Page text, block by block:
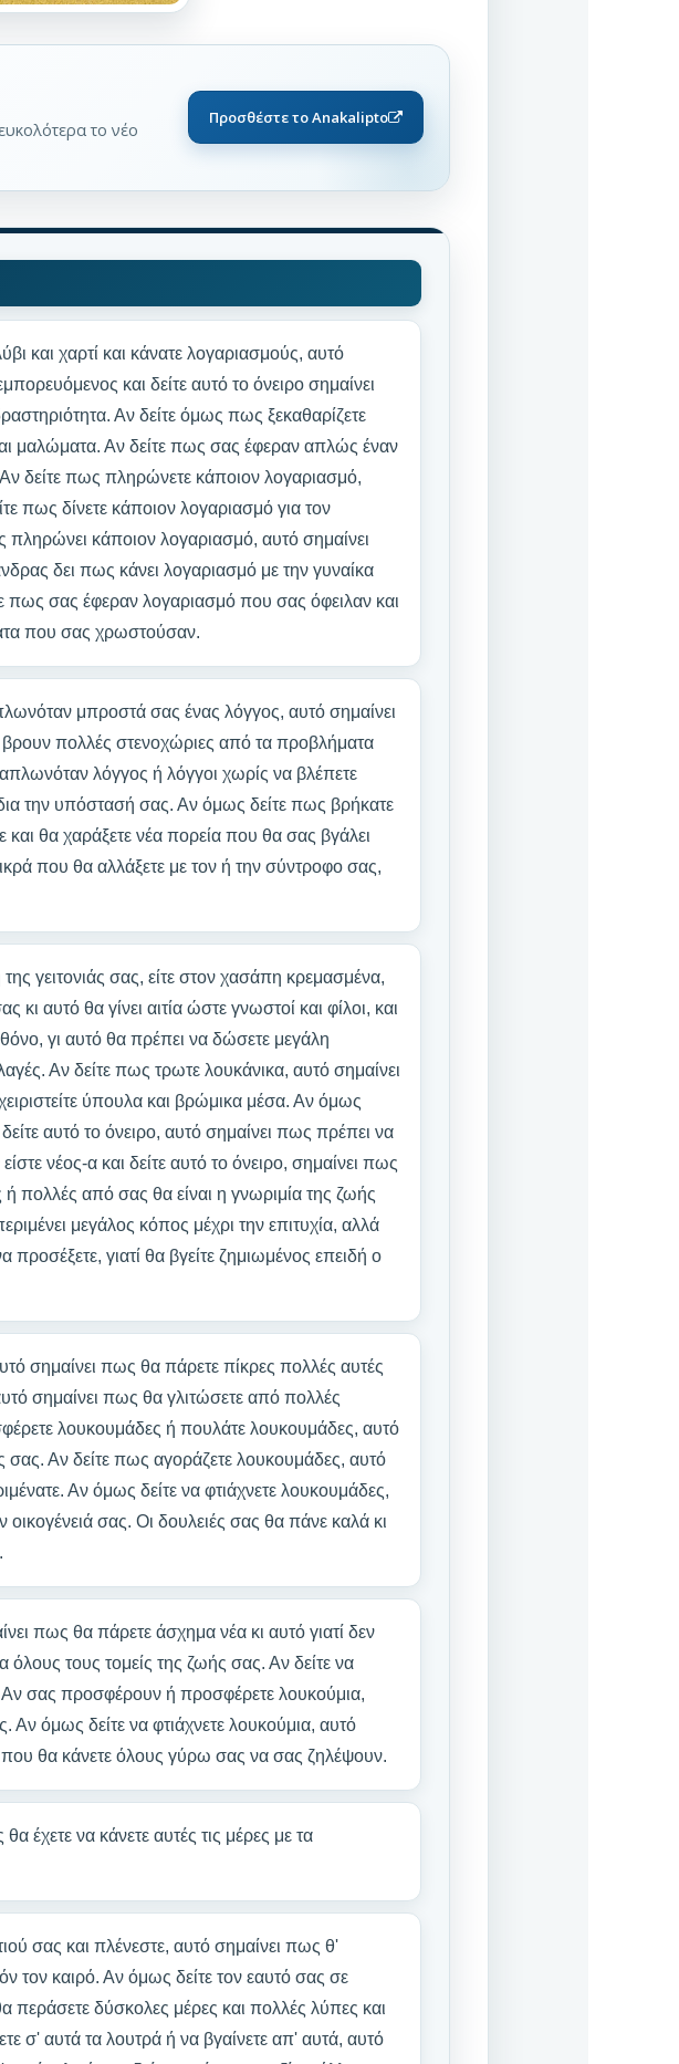
το νέο
Προσθέστε το Anakalipto
και χαρτί και κάνατε λογαριασμούς, αυτό
και δείτε αυτό το όνειρο σημαίνει
Αν δείτε όμως πως ξεκαθαρίζετε
μαλώματα. Αν δείτε πως σας έφεραν απλώς έναν
δείτε πως πληρώνετε κάποιον λογαριασμό,
πως δίνετε κάποιον λογαριασμό για τον
κάποιον λογαριασμό, αυτό σημαίνει
δει πως κάνει λογαριασμό με την γυναίκα
πως σας έφεραν λογαριασμό που σας όφειλαν και
που σας χρωστούσαν.
μπροστά σας ένας λόγγος, αυτό σημαίνει
πολλές στενοχώριες από τα προβλήματα
λόγγος ή λόγγοι χωρίς να βλέπετε
την υπόστασή σας. Αν όμως δείτε πως βρήκατε
και θα χαράξετε νέα πορεία που θα σας βγάλει
που θα αλλάξετε με τον ή την σύντροφο σας,
γειτονιάς σας, είτε στον χασάπη κρεμασμένα,
αυτό θα γίνει αιτία ώστε γνωστοί και φίλοι, και
γι αυτό θα πρέπει να δώσετε μεγάλη
Αν δείτε πως τρωτε λουκάνικα, αυτό σημαίνει
ύπουλα και βρώμικα μέσα. Αν όμως
αυτό το όνειρο, αυτό σημαίνει πως πρέπει να
νέος-α και δείτε αυτό το όνειρο, σημαίνει πως
πολλές από σας θα είναι η γνωριμία της ζωής
μεγάλος κόπος μέχρι την επιτυχία, αλλά
γιατί θα βγείτε ζημιωμένος επειδή ο
σημαίνει πως θα πάρετε πίκρες πολλές αυτές
σημαίνει πως θα γλιτώσετε από πολλές
λουκουμάδες ή πουλάτε λουκουμάδες, αυτό
σας. Αν δείτε πως αγοράζετε λουκουμάδες, αυτό
Αν όμως δείτε να φτιάχνετε λουκουμάδες,
οικογένειά σας. Οι δουλειές σας θα πάνε καλά κι
πως θα πάρετε άσχημα νέα κι αυτό γιατί δεν
όλους τους τομείς της ζωής σας. Αν δείτε να
σας προσφέρουν ή προσφέρετε λουκούμια,
όμως δείτε να φτιάχνετε λουκούμια, αυτό
θα κάνετε όλους γύρω σας να σας ζηλέψουν.
έχετε να κάνετε αυτές τις μέρες με τα
σας και πλένεστε, αυτό σημαίνει πως θ'
τον καιρό. Αν όμως δείτε τον εαυτό σας σε
περάσετε δύσκολες μέρες και πολλές λύπες και
σ' αυτά τα λουτρά ή να βγαίνετε απ' αυτά, αυτό